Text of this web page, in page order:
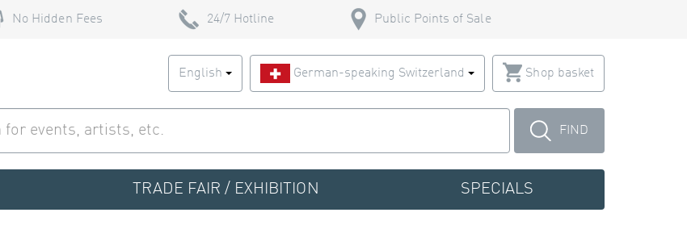
No Hidden Fees 24/7 Hotline Public Points of Sale
English German-speaking Switzerland Shop basket
FIND
TRADE FAIR / EXHIBITION SPECIALS